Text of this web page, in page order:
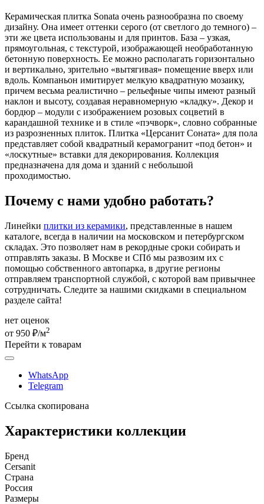
Керамическая плитка Sonata очень разнообразна по своему
дизайну. Она имеет оттенки серого (от светлого до темного) –
эти же цвета использованы и для принтов. База – узкая,
прямоугольная, с текстурой, изображающей необработанную
бетонную поверхность. Ее можно располагать горизонтально
и вертикально, зрительно «вытягивая» помещение вверх или
вдоль. Компаньон имитирует мелкую квадратную мозаику,
причем весьма реалистично – рельефные чипы имеют разный
наклон и высоту, создавая неравномерную «кладку». Декор и
бордюр – модули с изображением розовых соцветий в
карандашной технике и в стиле «пэчворк», словно собранные
из разрозненных плиток. Плитка «Церсанит Соната» для пола
представляет собой квадратный керамогранит «под бетон» и
«лоскутные» вставки для декорирования. Коллекция
предназначена для дома и зданий с небольшой
проходимостью.
Почему с нами удобно работать?
Линейки плитки из керамики, представленные в нашем
каталоге, всегда в наличии на московском и петербургском
складах. Это позволяет нам в рекордные сроки собирать и
отправлять заказы. В Москве и СПб мы развозим их с
помощью собственного автопарка, в другие регионы
отправляем транспортной службой, с которой вам привычнее
сотрудничать. Следите за нашими скидками в специальном
разделе сайта!
нет оценок
от 950 ₽/м2
Перейти к товарам
WhatsApp
Telegram
Ссылка скопирована
Характеристики коллекции
Бренд
Cersanit
Страна
Россия
Размеры